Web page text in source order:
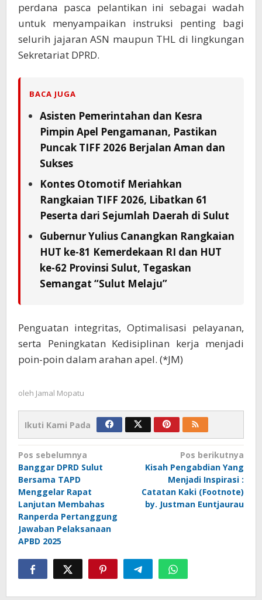
perdana pasca pelantikan ini sebagai wadah
untuk menyampaikan instruksi penting bagi
selurih jajaran ASN maupun THL di lingkungan
Sekretariat DPRD.
BACA JUGA
Asisten Pemerintahan dan Kesra
Pimpin Apel Pengamanan, Pastikan
Puncak TIFF 2026 Berjalan Aman dan
Sukses
Kontes Otomotif Meriahkan
Rangkaian TIFF 2026, Libatkan 61
Peserta dari Sejumlah Daerah di Sulut
Gubernur Yulius Canangkan Rangkaian
HUT ke-81 Kemerdekaan RI dan HUT
ke-62 Provinsi Sulut, Tegaskan
Semangat “Sulut Melaju”
Penguatan integritas, Optimalisasi pelayanan,
serta Peningkatan Kedisiplinan kerja menjadi
poin-poin dalam arahan apel. (*JM)
oleh Jamal Mopatu
Ikuti Kami Pada
Navigasi
pos
Pos sebelumnya
Banggar DPRD Sulut
Bersama TAPD
Menggelar Rapat
Lanjutan Membahas
Ranperda Pertanggung
Jawaban Pelaksanaan
APBD 2025
Pos berikutnya
Kisah Pengabdian Yang
Menjadi Inspirasi :
Catatan Kaki (Footnote)
by. Justman Euntjaurau